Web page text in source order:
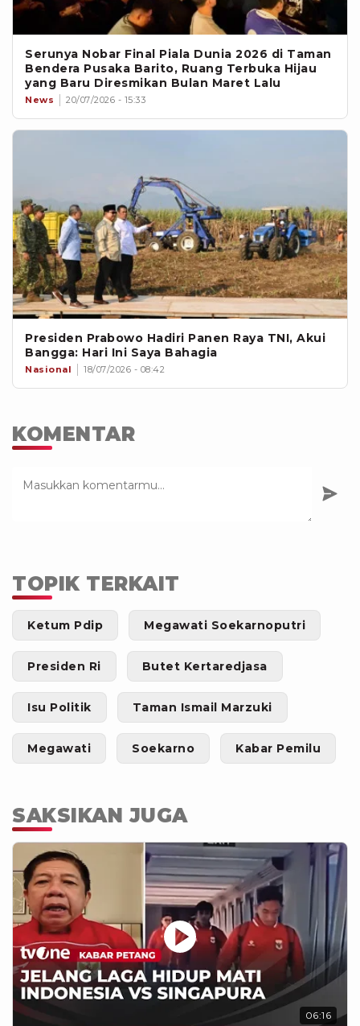
Serunya Nobar Final Piala Dunia 2026 di Taman
Bendera Pusaka Barito, Ruang Terbuka Hijau
yang Baru Diresmikan Bulan Maret Lalu
News 20/07/2026 - 15:33
Presiden Prabowo Hadiri Panen Raya TNI, Akui
Bangga: Hari Ini Saya Bahagia
Nasional 18/07/2026 - 08:42
KOMENTAR
TOPIK TERKAIT
Ketum Pdip Megawati Soekarnoputri
Presiden Ri Butet Kertaredjasa
Isu Politik Taman Ismail Marzuki
Megawati Soekarno Kabar Pemilu
SAKSIKAN JUGA
06:16